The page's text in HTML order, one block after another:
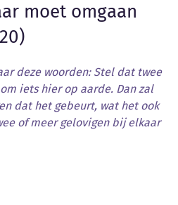
moet omgaan
deze woorden: Stel dat twee
iets hier op aarde. Dan zal
dat het gebeurt, wat het ook
of meer gelovigen bij elkaar